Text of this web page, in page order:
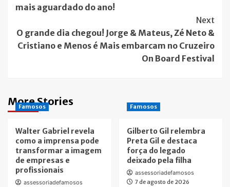
mais aguardado do ano!
Next
O grande dia chegou! Jorge & Mateus, Zé Neto &
Cristiano e Menos é Mais embarcam no Cruzeiro
On Board Festival
More Stories
Famosos
Walter Gabriel revela
como a imprensa pode
transformar a imagem
de empresas e
profissionais
assessoriadefamosos
Famosos
Gilberto Gil relembra
Preta Gil e destaca
força do legado
deixado pela filha
assessoriadefamosos
7 de agosto de 2026